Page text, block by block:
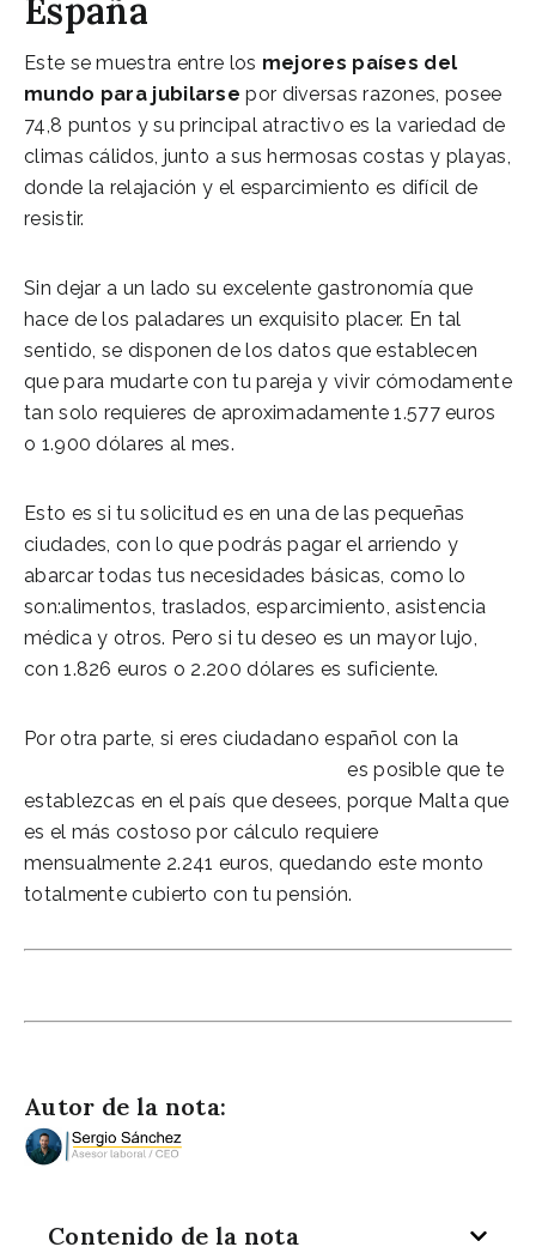
España
Este se muestra entre los mejores países del
mundo para jubilarse por diversas razones, posee
74,8 puntos y su principal atractivo es la variedad de
climas cálidos, junto a sus hermosas costas y playas,
donde la relajación y el esparcimiento es difícil de
resistir.
Sin dejar a un lado su excelente gastronomía que
hace de los paladares un exquisito placer. En tal
sentido, se disponen de los datos que establecen
que para mudarte con tu pareja y vivir cómodamente
tan solo requieres de aproximadamente 1.577 euros
o 1.900 dólares al mes.
Esto es si tu solicitud es en una de las pequeñas
ciudades, con lo que podrás pagar el arriendo y
abarcar todas tus necesidades básicas, como lo
son:alimentos, traslados, esparcimiento, asistencia
médica y otros. Pero si tu deseo es un mayor lujo,
con 1.826 euros o 2.200 dólares es suficiente.
Por otra parte, si eres ciudadano español con la
es posible que te
establezcas en el país que desees, porque Malta que
es el más costoso por cálculo requiere
mensualmente 2.241 euros, quedando este monto
totalmente cubierto con tu pensión.
Autor de la nota:
Contenido de la nota